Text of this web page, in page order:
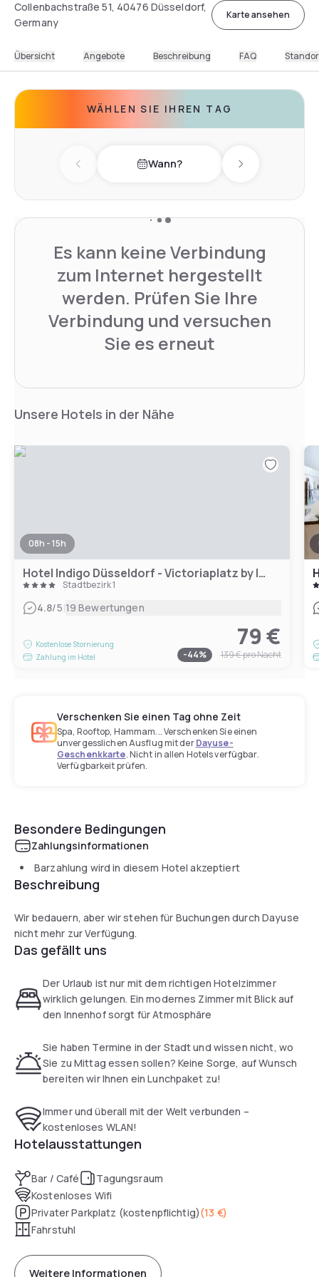
Collenbachstraße 51, 40476 Düsseldorf,
Germany
Karte ansehen
Übersicht Angebote Beschreibung FAQ
WÄHLEN SIE IHREN TAG
Previous day Wann? Next day
Es kann keine Verbindung
zum Internet hergestellt
werden. Prüfen Sie Ihre
Verbindung und versuchen
Sie es erneut
Unsere Hotels in der Nähe
08h - 15h
Hotel Indigo Düsseldorf - Victoriaplatz by IHG
Stadtbezirk 1
4.8/5|19 Bewertungen
Kostenlose Stornierung
Zahlung im Hotel
79 €
-44% 139 €pro Nacht
Verschenken Sie einen Tag ohne Zeit
Spa, Rooftop, Hammam... Verschenken Sie einen
unvergesslichen Ausflug mit derDayuse-
Geschenkkarte. Nicht in allen Hotels verfügbar.
Verfügbarkeit prüfen.
Besondere Bedingungen
Zahlungsinformationen
Barzahlung wird in diesem Hotel akzeptiert
Beschreibung
Wir bedauern, aber wir stehen für Buchungen durch Dayuse
nicht mehr zur Verfügung.
Das gefällt uns
Der Urlaub ist nur mit dem richtigen Hotelzimmer
wirklich gelungen. Ein modernes Zimmer mit Blick auf
den Innenhof sorgt für Atmosphäre
Sie haben Termine in der Stadt und wissen nicht, wo
Sie zu Mittag essen sollen? Keine Sorge, auf Wunsch
bereiten wir Ihnen ein Lunchpaket zu!
Immer und überall mit der Welt verbunden –
kostenloses WLAN!
Hotelausstattungen
Bar / Café
Tagungsraum
Kostenloses Wifi
Privater Parkplatz (kostenpflichtig)(13 €)
Fahrstuhl
Weitere Informationen